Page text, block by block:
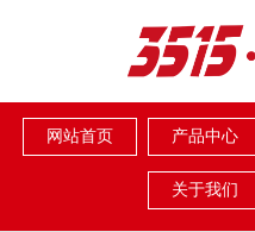
网站首页 产品中心
关于我们